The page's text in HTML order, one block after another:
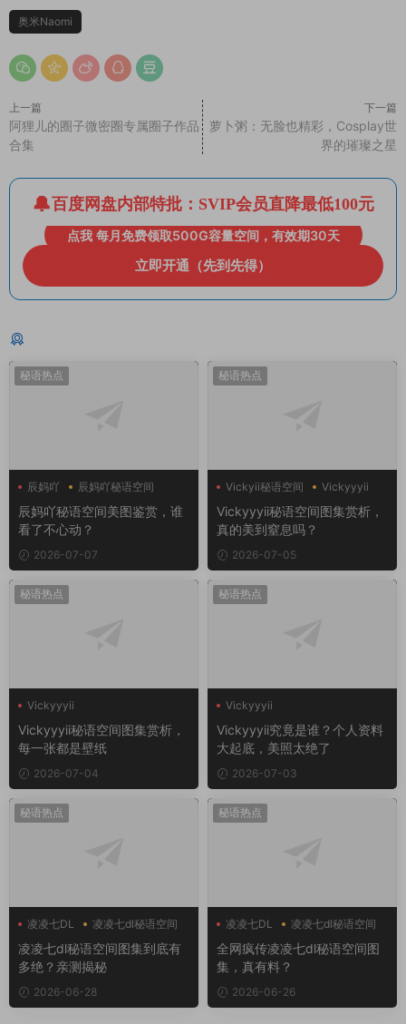
奥米Naomi
上一篇
阿狸儿的圈子微密圈专属圈子作品
合集
下一篇
萝卜粥：无脸也精彩，Cosplay世
界的璀璨之星
百度网盘内部特批：SVIP会员直降最低100元
点我 每月免费领取500G容量空间，有效期30天
立即开通（先到先得）
秘语热点
辰妈吖 辰妈吖秘语空间
辰妈吖秘语空间美图鉴赏，谁
看了不心动？
2026-07-07
秘语热点
Vickyii秘语空间 Vickyyyii
Vickyyyii秘语空间图集赏析，
真的美到窒息吗？
2026-07-05
秘语热点
Vickyyyii
Vickyyyii秘语空间图集赏析，
每一张都是壁纸
2026-07-04
秘语热点
Vickyyyii
Vickyyyii究竟是谁？个人资料
大起底，美照太绝了
2026-07-03
秘语热点
凌凌七DL 凌凌七dl秘语空间
凌凌七dl秘语空间图集到底有
多绝？亲测揭秘
2026-06-28
秘语热点
凌凌七DL 凌凌七dl秘语空间
全网疯传凌凌七dl秘语空间图
集，真有料？
2026-06-26